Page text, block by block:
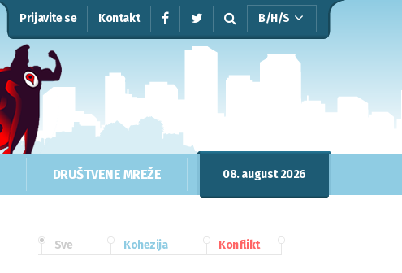
Prijavite se Kontakt B/H/S
DRUŠTVENE MREŽE 08. august 2026
Sve Kohezija Konflikt